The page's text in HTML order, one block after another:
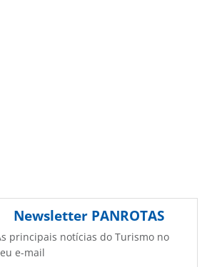
Newsletter PANROTAS
principais notícias do Turismo no
e-mail